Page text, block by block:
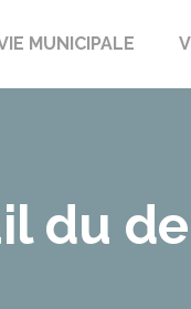
sur-Meu
MUNICIPALE
du